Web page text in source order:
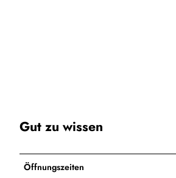
Gut zu wissen
Öffnungszeiten